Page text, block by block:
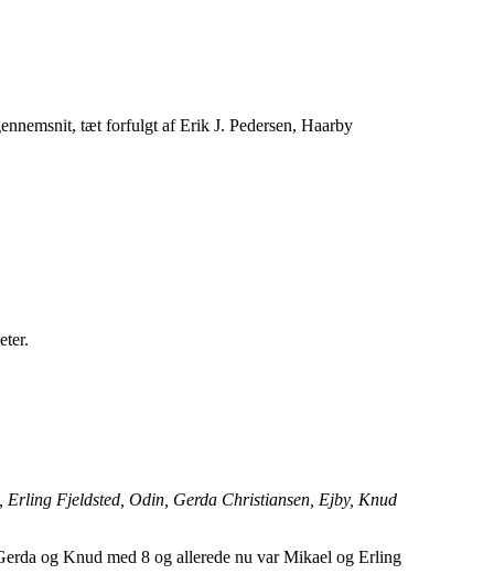
tæt forfulgt af Erik J. Pedersen, Haarby
Erling Fjeldsted, Odin, Gerda Christiansen, Ejby, Knud
og Knud med 8 og allerede nu var Mikael og Erling